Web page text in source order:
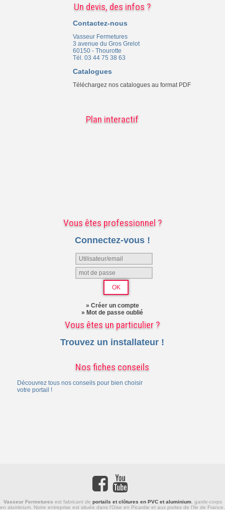
Un devis, des infos ?
Contactez-nous
Vasseur Fermetures
3 avenue du Gros Grelot
60150 - Thourotte
Tél. 03 44 75 38 63
Catalogues
Téléchargez nos catalogues au format PDF
Plan interactif
Vous êtes professionnel ?
Connectez-vous !
» Créer un compte
» Mot de passe oublié
Vous êtes un particulier ?
Trouvez un installateur !
Nos fiches conseils
Découvrez tous nos conseils pour bien choisir
votre portail !
Vasseur Fermetures est fabricant de portails et clôtures en PVC et aluminium, garde-corps
en aluminium . Notre entreprise est située dans l'Oise en Picardie et aux portes de l'Ile de France.